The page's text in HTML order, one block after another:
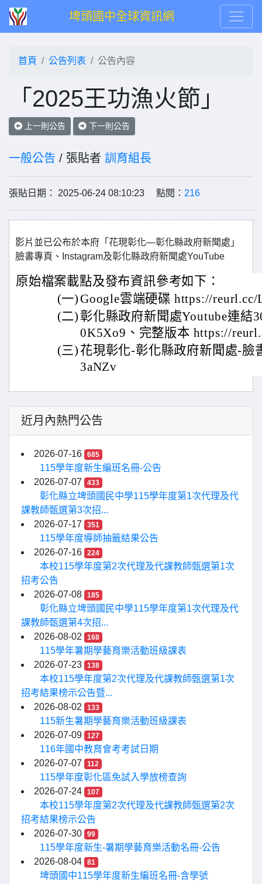
埤頭國中全球資訊網
首頁 公告列表 公告內容
「2025王功漁火節」
上一則公告 下一則公告
一般公告 / 張貼者 訓育組長
張貼日期： 2025-06-24 08:10:23 點閱： 216
影片並已公布於本府「花現彰化—彰化縣政府新聞處」
臉書專頁、Instagram及彰化縣政府新聞處YouTube
原始檔案載點及發布資訊參考如下：
(一)Google雲端硬碟 https://
(二)彰化縣政府新聞處Youtube連結
0K5Xo9、完整版本 https://
(三) 花現彰化-彰化縣政府新聞處-臉
3aNZv
近月內熱門公告
2026-07-16 685
115學年度新生編班名冊-公告
2026-07-07
433
彰化縣立埤頭國民中學115學年度第1次代理及代
課教師甄選第3次招...
2026-07-17
351
115學年度導師抽籤結果公告
2026-07-16
224
本校115學年度第2次代理及代課教師甄選第1次
招考公告
2026-07-08
185
彰化縣立埤頭國民中學115學年度第1次代理及代
課教師甄選第4次招...
2026-08-02
168
115學年暑期學藝育樂活動班級課表
2026-07-23
138
本校115學年度第2次代理及代課教師甄選第1次
招考結果榜示公告暨...
2026-08-02
133
115新生暑期學藝育樂活動班級課表
2026-07-09
127
116年國中教育會考考試日期
2026-07-07
112
115學年度彰化區免試入學放榜查詢
2026-07-24
107
本校115學年度第2次代理及代課教師甄選第2次
招考結果榜示公告
2026-07-30
99
115學年度新生-暑期學藝育樂活動名冊-公告
2026-08-04
81
埤頭國中115學年度新生編班名冊-含學號